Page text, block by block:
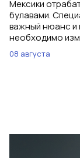
Мексики
булавами.
важный нюанс и
необходимо
08 августа